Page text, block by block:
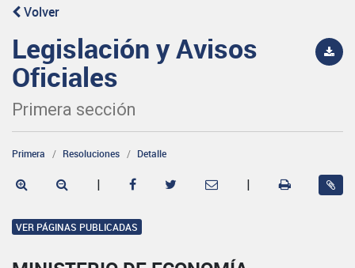
Volver
Legislación y Avisos
Oficiales
Primera sección
Primera Resoluciones Detalle
| |
VER PÁGINAS PUBLICADAS